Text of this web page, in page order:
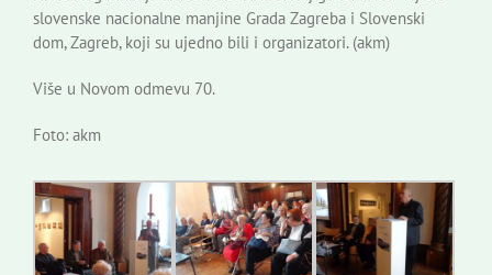
slovenske nacionalne manjine Grada Zagreba i Slovenski
dom, Zagreb, koji su ujedno bili i organizatori. (akm)
Više u Novom odmevu 70.
Foto: akm